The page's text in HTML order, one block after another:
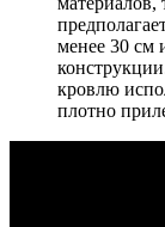
менее 30 см
кровлю
плотно